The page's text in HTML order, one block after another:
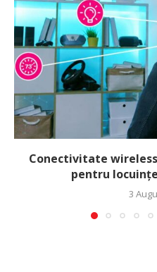
Conectivitate
pentru
3